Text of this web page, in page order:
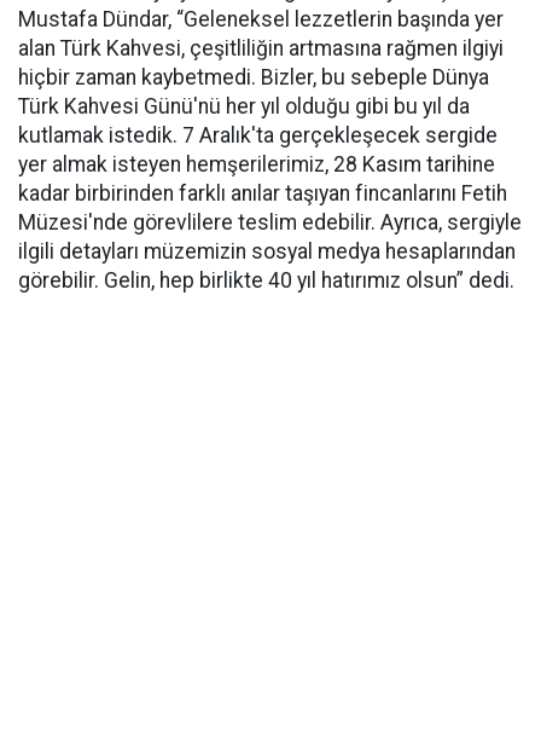
Mustafa Dündar, “Geleneksel lezzetlerin başında yer
alan Türk Kahvesi, çeşitliliğin artmasına rağmen ilgiyi
hiçbir zaman kaybetmedi. Bizler, bu sebeple Dünya
Türk Kahvesi Günü'nü her yıl olduğu gibi bu yıl da
kutlamak istedik. 7 Aralık'ta gerçekleşecek sergide
yer almak isteyen hemşerilerimiz, 28 Kasım tarihine
kadar birbirinden farklı anılar taşıyan fincanlarını Fetih
Müzesi'nde görevlilere teslim edebilir. Ayrıca, sergiyle
ilgili detayları müzemizin sosyal medya hesaplarından
görebilir. Gelin, hep birlikte 40 yıl hatırımız olsun” dedi.